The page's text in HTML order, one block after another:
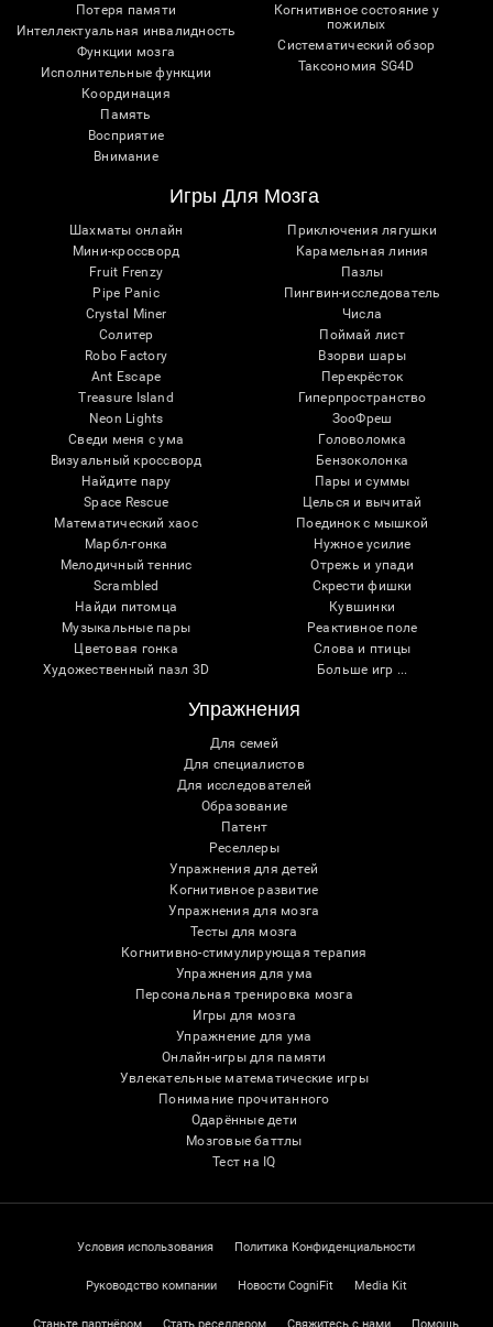
Потеря памяти
Интеллектуальная инвалидность
Функции мозга
Исполнительные функции
Координация
Память
Восприятие
Внимание
Когнитивное состояние у
пожилых
Систематический обзор
Таксономия SG4D
Игры Для Мозга
Шахматы онлайн
Мини-кроссворд
Fruit Frenzy
Pipe Panic
Crystal Miner
Солитер
Robo Factory
Ant Escape
Treasure Island
Neon Lights
Сведи меня с ума
Визуальный кроссворд
Найдите пару
Space Rescue
Математический хаос
Марбл-гонка
Мелодичный теннис
Scrambled
Найди питомца
Музыкальные пары
Цветовая гонка
Художественный пазл 3D
Приключения лягушки
Карамельная линия
Пазлы
Пингвин-исследователь
Числа
Поймай лист
Взорви шары
Перекрёсток
Гиперпространство
ЗооФреш
Головоломка
Бензоколонка
Пары и суммы
Целься и вычитай
Поединок с мышкой
Нужное усилие
Отрежь и упади
Скрести фишки
Кувшинки
Реактивное поле
Слова и птицы
Больше игр ...
Упражнения
Для семей
Для специалистов
Для исследователей
Образование
Патент
Реселлеры
Упражнения для детей
Когнитивное развитие
Упражнения для мозга
Тесты для мозга
Когнитивно-стимулирующая терапия
Упражнения для ума
Персональная тренировка мозга
Игры для мозга
Упражнение для ума
Онлайн-игры для памяти
Увлекательные математические игры
Понимание прочитанного
Одарённые дети
Мозговые баттлы
Тест на IQ
Условия использования Политика Конфиденциальности
Руководство компании Новости CogniFit Media Kit
Станьте партнёром Стать реселлером Свяжитесь с нами Помощь